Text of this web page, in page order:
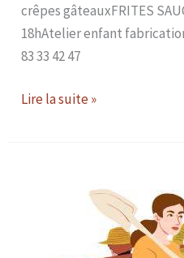
crêpes gâteauxFRITES
18hAtelier enfant
83 33 42 47
Lire la suite »